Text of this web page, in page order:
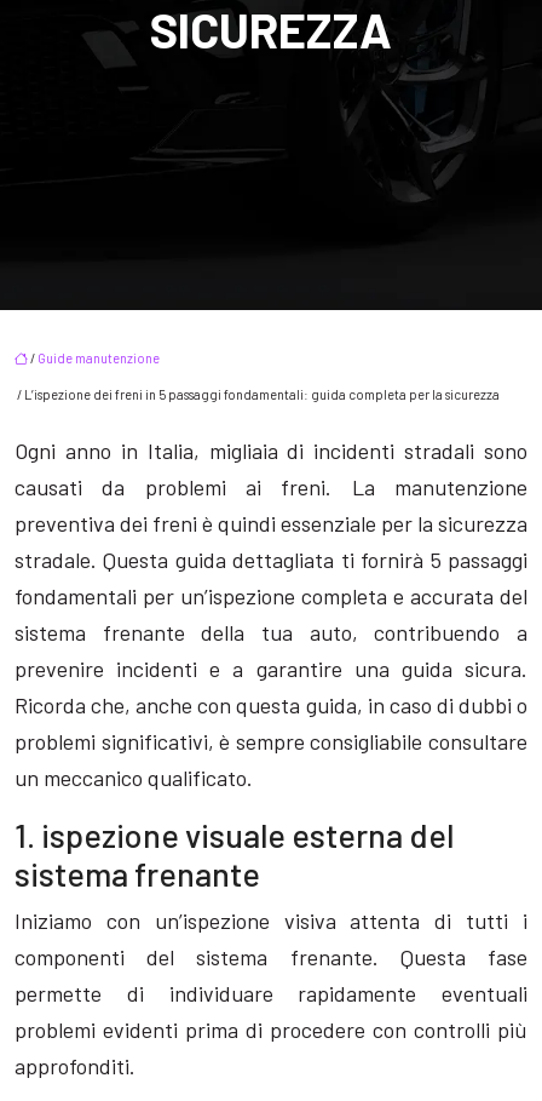
SICUREZZA
/ Guide manutenzione
/ L’ispezione dei freni in 5 passaggi fondamentali: guida completa per la sicurezza
Ogni anno in Italia, migliaia di incidenti stradali sono
causati da problemi ai freni. La manutenzione
preventiva dei freni è quindi essenziale per la sicurezza
stradale. Questa guida dettagliata ti fornirà 5 passaggi
fondamentali per un’ispezione completa e accurata del
sistema frenante della tua auto, contribuendo a
prevenire incidenti e a garantire una guida sicura.
Ricorda che, anche con questa guida, in caso di dubbi o
problemi significativi, è sempre consigliabile consultare
un meccanico qualificato.
1. ispezione visuale esterna del
sistema frenante
Iniziamo con un’ispezione visiva attenta di tutti i
componenti del sistema frenante. Questa fase
permette di individuare rapidamente eventuali
problemi evidenti prima di procedere con controlli più
approfonditi.